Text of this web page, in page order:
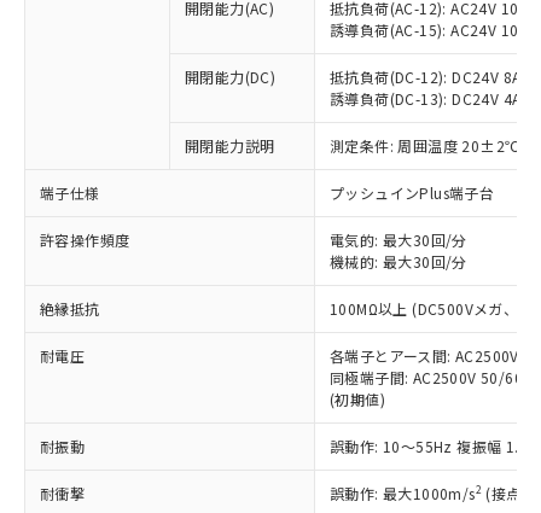
開閉能力(AC)
抵抗負荷(AC-12): AC24V 10A/
誘導負荷(AC-15): AC24V
開閉能力(DC)
抵抗負荷(DC-12): DC24V 8A/
誘導負荷(DC-13): DC24V 4A/
開閉能力説明 測定条件: 周囲温度 20±2℃、
端子仕様 プッシュインPlus端子台
許容操作頻度
電気的: 最大30回/分
機械的: 最大30回/分
絶縁抵抗 100MΩ以上 (DC500Vメガ、点
耐電圧
各端子とアース間: AC2500V
同極端子間: AC2500V 50/
(初期値)
耐振動 誤動作: 10～55Hz 複振幅
耐衝撃 誤動作: 最大1000m/s2 (接点
本サービスの対象外となる商品もある
ことをご了承ください。
在庫状況および標準価格照会結果は、
記載している更新日時点での社内デー
タに基づき作成されるものであり、閲
覧された時点での実際の在庫および標
正式な納期状況および標準価格はお客
様のお取引先、またはお客様担当のオ
ムロン制御機器販売店・当社販売員に
オムロン制御機器販売店や当社販売拠
販売ネットワーク
」をご確認
在庫状況および標準価格結果を当社の
示しないようお願いします。
マイパーツ機能（部品リスト作成サー
ビス）をご利用いただくには、I-Web
仕入先様の事情により、非含有部品として
いたものが、含有品と判明した場合などや
むを得ず変更することがあります。
ミウム(Cd) 100ppm以下、
六価クロム(Cr(Ⅵ)) 1000ppm以下、ポリ臭化ビフェニル
類(PBB) 1000ppm以下、ポリ臭化ジフェニルエーテル類
(PBDE) 1000ppm以下、フタル酸ビス(2-エチルヘキシ
ルベンジル（BBP） 1000ppm以下、フタル酸ジブチル
（DBP） 1000ppm以下、フタル酸ジイソブチル
適用除外項目は除く。
フタル酸エステル類の４物質については閾値を超える意
図的な使用がないことを確認しています。
部品在庫の切り替え状況などにより、予定
月が前後することがあります。
「×」：最大均質材料含有率が中国RoHSの
基準値を超えていることを示します。
「－」：未確認です。当社販売部門へお問
い合わせください。
*中国RoHS10物質の基準値 (GB/T26572)：
Pb(鉛) :1000ppm、 Hg(水銀) : 1000ppm、 Cd(カドミウ
Cr(Ⅵ)(六価クロム) : 1000ppm、 PBBs(ポリ臭化ビフェ
DBP(フタル酸ジブチル) : 1000ppm、 DIBP(フタル酸ジ
イソブチル) : 1000ppm、 BBP(フタル酸ブチルベンジ
DEHP(フタル酸ビス(2-エチルヘキシル)) : 1000ppm
「ｅ」：有害物質（10物質）のすべてが基
準値以下であることを示します。
「10」：通常の使用状況下において有害物
質が外部に漏えいし、環境に深刻な影響を
当社は、これら貴社製品のうち、外国
為替および外国貿易法に定める商品
（以下｢規制貨物等」という）を輸出
または国外への提供する場合は、日本
国政府の輸出許可(または役務取引許
可)を取得するなどの必要な手続きを
当社は規制貨物を破棄する場合は、完
全に破砕するなど、違法に輸出されな
いよう必要な手段を講じます。
当社は貴社製品を、核兵器、ミサイ
ル、化学兵器、生物兵器またはその他
武器並びにこれらの製造装置等に一切
当社は、貴社製品を第三者に販売する
場合は、上記1、2および3の内容を当
該第三者に通知します。また当社は、
販売先および販売に係わる関係者が違
法に輸出するおそれがある場合は、取
一定数以上の在庫あり
一定数には満たないが在庫あり
在庫なし(最新の在庫状況につ
いては、お客様のお取引先、ま
たはお客様担当のオムロン制御
機器販売店・当社販売員にご確
受注生産機種、また在庫状況の